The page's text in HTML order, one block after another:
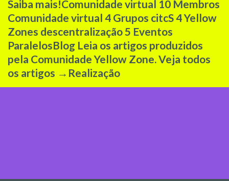
Saiba mais!Comunidade virtual 10 Membros
Comunidade virtual 4 Grupos citcS 4 Yellow
Zones descentralização 5 Eventos
ParalelosBlog Leia os artigos produzidos
pela Comunidade Yellow Zone. Veja todos
os artigos → Realização